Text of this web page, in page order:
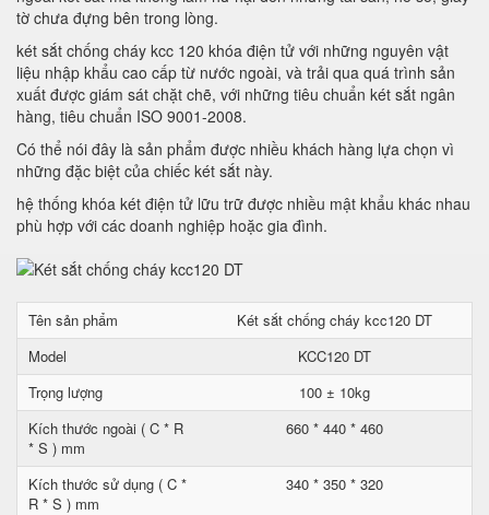
tờ chưa đựng bên trong lòng.
két sắt chống cháy kcc 120 khóa điện tử với những nguyên vật
liệu nhập khẩu cao cấp từ nước ngoài, và trải qua quá trình sản
xuất được giám sát chặt chẽ, với những tiêu chuẩn két sắt ngân
hàng, tiêu chuẩn ISO 9001-2008.
Có thể nói đây là sản phẩm được nhiều khách hàng lựa chọn vì
những đặc biệt của chiếc két sắt này.
hệ thống khóa két điện tử lữu trữ được nhiều mật khẩu khác nhau
phù hợp với các doanh nghiệp hoặc gia đình.
Tên sản phẩm
Két sắt chống cháy kcc120 DT
Model
KCC120 DT
Trọng lượng
100 ± 10kg
Kích thước ngoài ( C * R
* S ) mm
660 * 440 * 460
Kích thước sử dụng ( C *
R * S ) mm
340 * 350 * 320